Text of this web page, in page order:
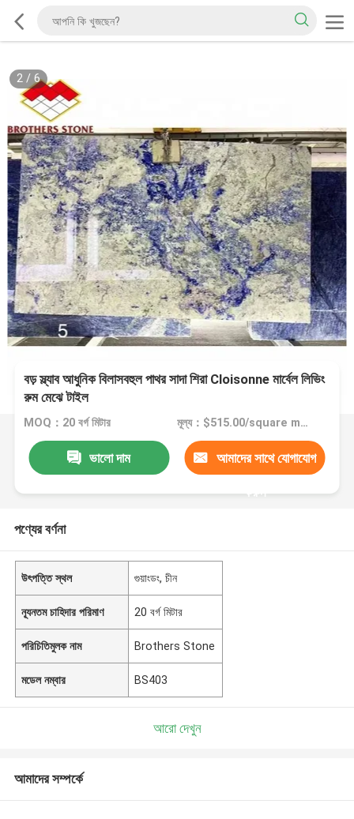
2/ 6
বড় স্ল্যাব আধুনিক বিলাসবহুল পাথর সাদা শিরা Cloisonne মার্বেল লিভিং
রুম মেঝে টাইল
MOQ：20 বর্গ মিটার মূল্য：$515.00/square meters 20-199 square meters
ভালো দাম আমাদের সাথে যোগাযোগ
করুন
পণ্যের বর্ণনা
উৎপত্তি স্থল গুয়াংডং, চীন
ন্যূনতম চাহিদার পরিমাণ 20 বর্গ মিটার
পরিচিতিমুলক নাম Brothers Stone
মডেল নম্বার BS403
আরো দেখুন
আমাদের সম্পর্কে